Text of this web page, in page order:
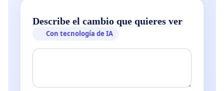
Describe el cambio que quieres ver
Con tecnología de IA